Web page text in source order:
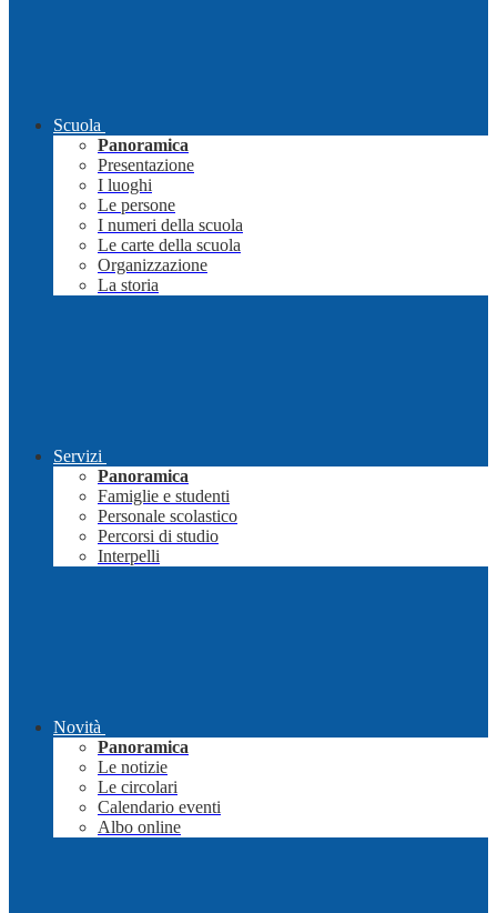
Scuola
Panoramica
Presentazione
I luoghi
Le persone
I numeri della scuola
Le carte della scuola
Organizzazione
La storia
Servizi
Panoramica
Famiglie e studenti
Personale scolastico
Percorsi di studio
Interpelli
Novità
Panoramica
Le notizie
Le circolari
Calendario eventi
Albo online